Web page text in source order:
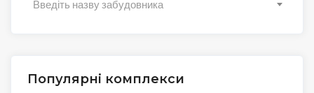
Введіть назву забудовника
Популярні комплекси